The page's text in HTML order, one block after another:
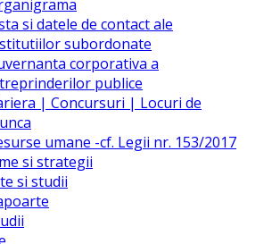
si datele de contact ale
subordonate
corporativa a
publice
| Concursuri | Locuri de
umane -cf. Legii nr. 153/2017
si strategii
si studii